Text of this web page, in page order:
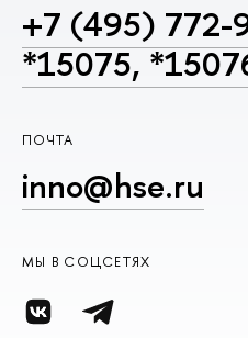
+7 (495) 772-
*15075,
ПОЧТА
inno@hse.ru
МЫ В СОЦСЕТЯХ